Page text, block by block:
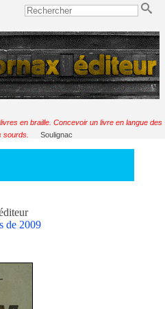
en braille. Concevoir un livre en langue des
sourds.
Soulignac
de 2009